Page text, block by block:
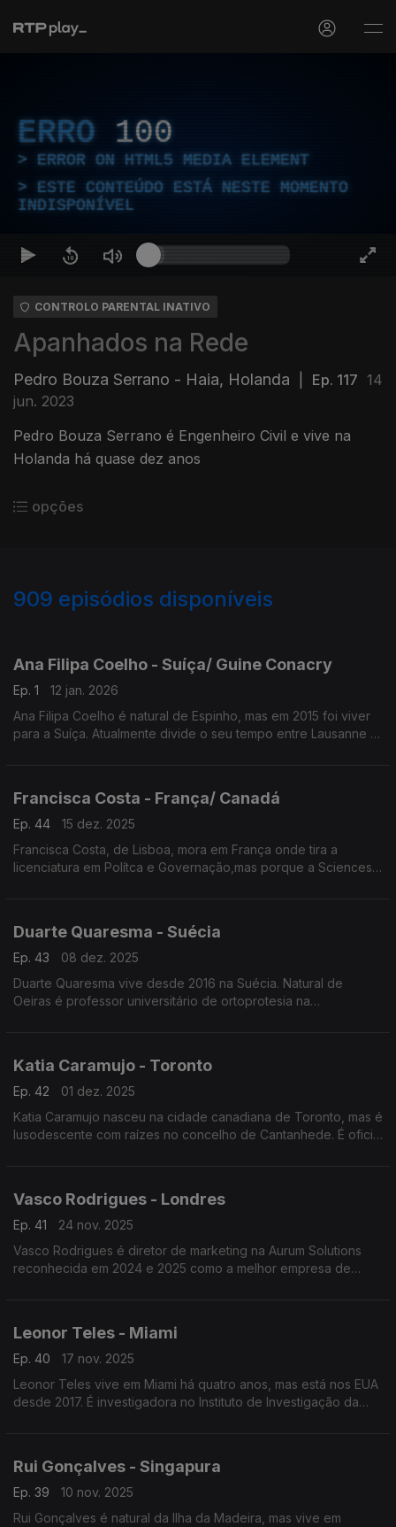
ERRO 100
ERROR ON HTML5 MEDIA ELEMENT
ESTE CONTEÚDO ESTÁ NESTE MOMENTO
INDISPONÍVEL
CONTROLO PARENTAL INATIVO
Apanhados na Rede
Pedro Bouza Serrano - Haia, Holanda Ep. 117 14
jun. 2023
Pedro Bouza Serrano é Engenheiro Civil e vive na
Holanda há quase dez anos
opções
909 episódios disponíveis
Ana Filipa Coelho - Suíça/ Guine Conacry
Ep. 1
12 jan. 2026
Ana Filipa Coelho é natural de Espinho, mas em 2015 foi viver
para a Suíça. Atualmente divide o seu tempo entre Lausanne e
Francisca Costa - França/ Canadá
Ep. 44
15 dez. 2025
Francisca Costa, de Lisboa, mora em França onde tira a
licenciatura em Polítca e Governação,mas porque a Sciences
Duarte Quaresma - Suécia
Ep. 43
08 dez. 2025
Duarte Quaresma vive desde 2016 na Suécia. Natural de
Oeiras é professor universitário de ortoprotesia na
Katia Caramujo - Toronto
Ep. 42
01 dez. 2025
Katia Caramujo nasceu na cidade canadiana de Toronto, mas é
lusodescente com raízes no concelho de Cantanhede. É oficial
Vasco Rodrigues - Londres
Ep. 41
24 nov. 2025
Vasco Rodrigues é diretor de marketing na Aurum Solutions
reconhecida em 2024 e 2025 como a melhor empresa de
Leonor Teles - Miami
Ep. 40
17 nov. 2025
Leonor Teles vive em Miami há quatro anos, mas está nos EUA
desde 2017. É investigadora no Instituto de Investigação da
Rui Gonçalves - Singapura
Ep. 39
10 nov. 2025
Rui Gonçalves é natural da Ilha da Madeira, mas vive em